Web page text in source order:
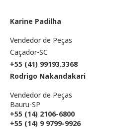
Karine Padilha
Vendedor de Peças
Caçador-SC
+55 (41) 99193.3368
Rodrigo Nakandakari
Vendedor de Peças
Bauru-SP
+55 (14) 2106-6800
+55 (14) 9 9799-9926